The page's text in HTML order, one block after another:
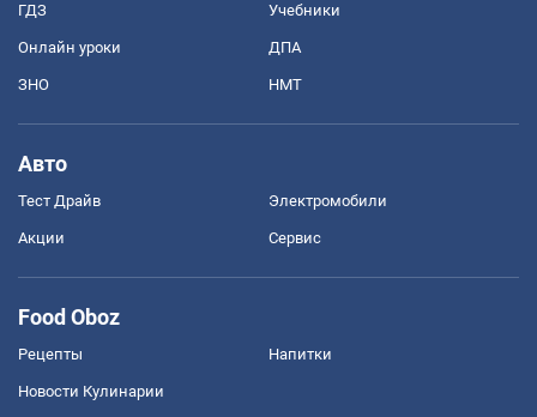
ГДЗ Учебники
Онлайн уроки ДПА
ЗНО НМТ
Авто
Тест Драйв Электромобили
Акции Сервис
Food Oboz
Рецепты Напитки
Новости Кулинарии